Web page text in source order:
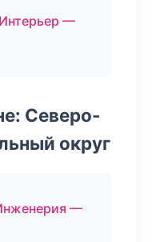
—
Северо-
округ
—